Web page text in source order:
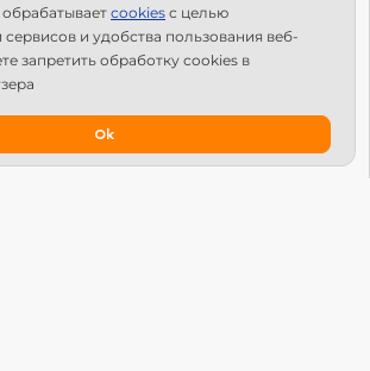
лидером?
сookies с целью
и удобства пользования веб-
запретить обработку сookies в
Ok